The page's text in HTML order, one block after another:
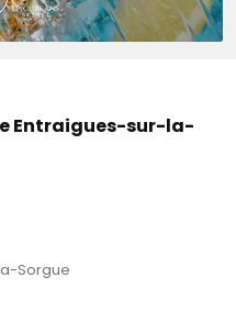
Entraigues-sur-la-
Sorgue